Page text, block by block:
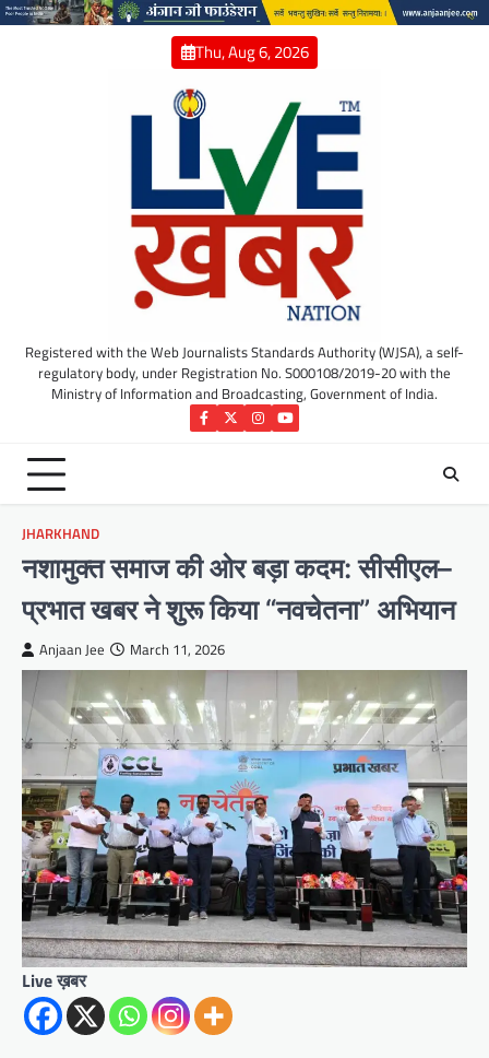
Skip
Thu, Aug 6, 2026
Registered with the Web Journalists Standards Authority (WJSA), a self-
regulatory body, under Registration No. S000108/2019-20 with the
Ministry of Information and Broadcasting, Government of India.
Facebook
TwitterInstagram
YouTube
JHARKHAND
नशामुक्त समाज की ओर बड़ा कदम: सीसीएल–
प्रभात खबर ने शुरू किया “नवचेतना” अभियान
Anjaan Jee March 11, 2026
Live ख़बर